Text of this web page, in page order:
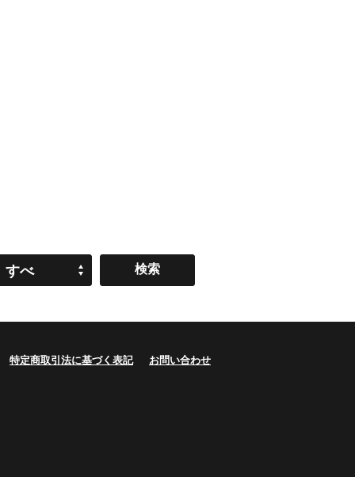
すべ
特定商取引法に基づく表記 お問い合わせ